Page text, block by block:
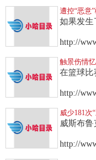
遭控“恶意
如果发生
http://
触景伤情
在篮球比
http://
威少181次
威斯布
http://